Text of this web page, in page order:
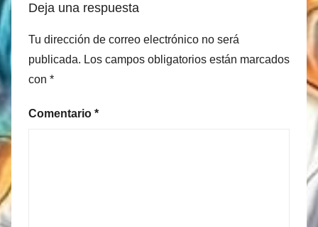
Deja una respuesta
Tu dirección de correo electrónico no será
publicada. Los campos obligatorios están marcados
con *
Comentario *